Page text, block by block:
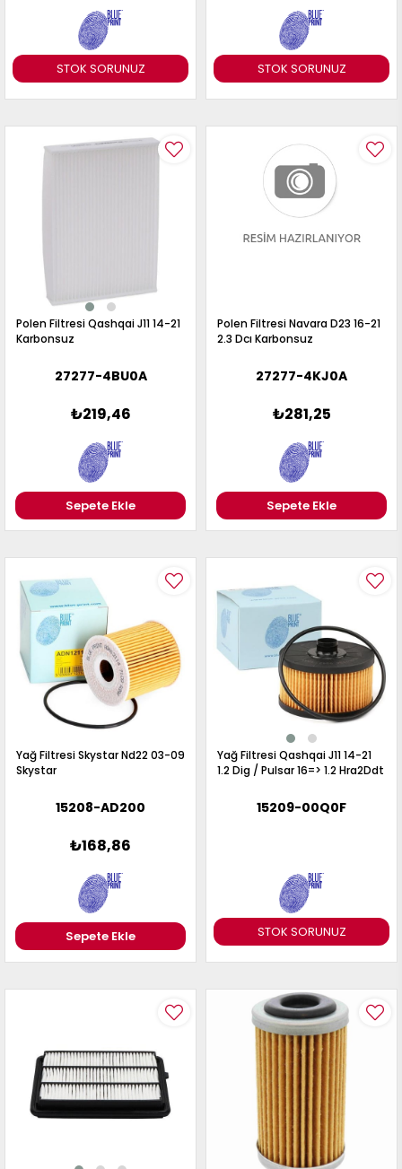
STOK SORUNUZ STOK SORUNUZ
Polen Filtresi Qashqai J11 14-21
Karbonsuz
27277-4BU0A
₺219,46
Sepete Ekle
Polen Filtresi Navara D23 16-21
2.3 Dcı Karbonsuz
27277-4KJ0A
₺281,25
Sepete Ekle
Yağ Filtresi Skystar Nd22 03-09
Skystar
15208-AD200
₺168,86
Sepete Ekle STOK SORUNUZ
Yağ Filtresi Qashqai J11 14-21
1.2 Dig / Pulsar 16=> 1.2 Hra2Ddt
15209-00Q0F